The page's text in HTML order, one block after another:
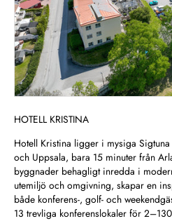
HOTELL KRISTINA
Hotell Kristina ligger i mysiga
och Uppsala, bara 15 minuter från
byggnader behagligt inredda i
utemiljö och omgivning, skapar en
både konferens-, golf- och
13 trevliga konferenslokaler för